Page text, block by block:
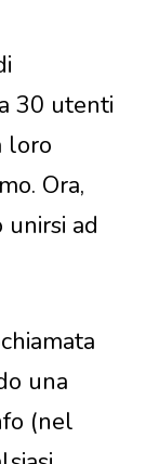
30 utenti
loro
Ora,
ad
una
(nel